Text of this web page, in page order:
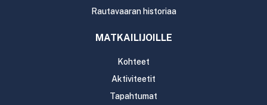
Rautavaaran historiaa
MATKAILIJOILLE
Kohteet
Aktiviteetit
Tapahtumat